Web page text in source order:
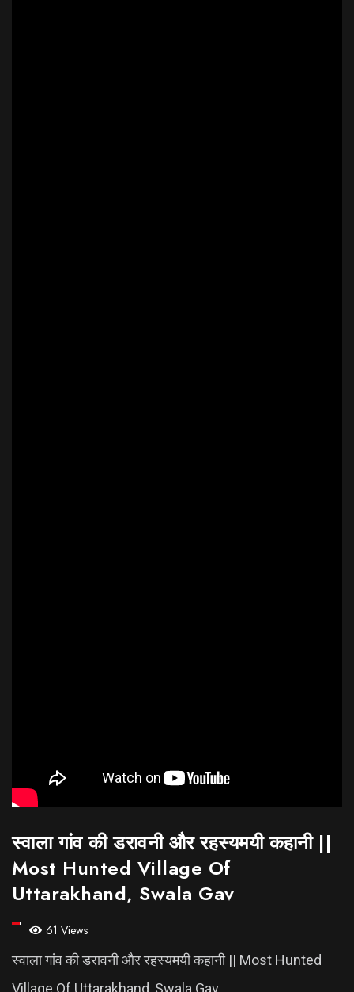
स्वाला गांव की डरावनी और रहस्यमयी कहानी ||
Most Hunted Village Of
Uttarakhand, Swala Gav
61 Views
स्वाला गांव की डरावनी और रहस्यमयी कहानी || Most Hunted
Village Of Uttarakhand, Swala Gav